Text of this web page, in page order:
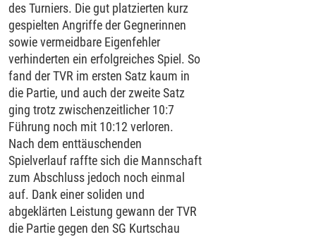
des Turniers. Die gut platzierten kurz
gespielten Angriffe der Gegnerinnen
sowie vermeidbare Eigenfehler
verhinderten ein erfolgreiches Spiel. So
fand der TVR im ersten Satz kaum in
die Partie, und auch der zweite Satz
ging trotz zwischenzeitlicher 10:7
Führung noch mit 10:12 verloren.
Nach dem enttäuschenden
Spielverlauf raffte sich die Mannschaft
zum Abschluss jedoch noch einmal
auf. Dank einer soliden und
abgeklärten Leistung gewann der TVR
die Partie gegen den SG Kurtschau